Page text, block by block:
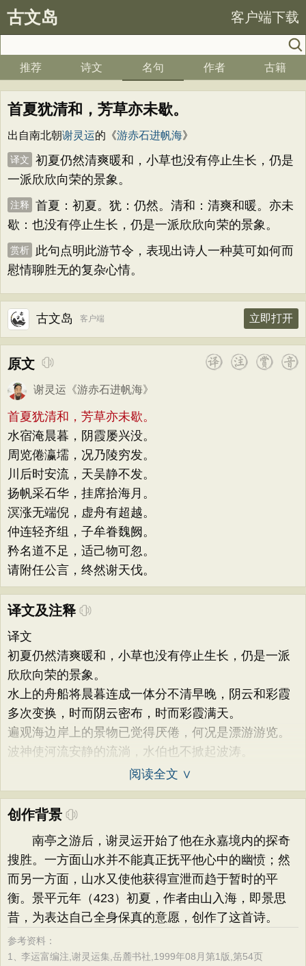
古文岛 客户端下载
推荐 诗文 名句 作者 古籍
首夏犹清和，芳草亦未歇。
出自南北朝谢灵运的《游赤石进帆海》
译文
初夏仍然清爽暖和，小草也没有停止生长，仍是
一派欣欣向荣的景象。
注释
首夏：初夏。犹：仍然。清和：清爽和暖。亦未
歇：也没有停止生长，仍是一派欣欣向荣的景象。
赏析
此句点明此游节令，表现出诗人一种莫可如何而
慰情聊胜无的复杂心情。
古文岛 客户端 立即打开
原文
谢灵运 《游赤石进帆海》
首夏犹清和，芳草亦未歇。
水宿淹晨暮，阴霞屡兴没。
周览倦瀛壖，况乃陵穷发。
川后时安流，天吴静不发。
扬帆采石华，挂席拾海月。
溟涨无端倪，虚舟有超越。
仲连轻齐组，子牟眷魏阙。
矜名道不足，适己物可忽。
请附任公言，终然谢天伐。
译文及注释
译文
初夏仍然清爽暖和，小草也没有停止生长，仍是一派
欣欣向荣的景象。
水上的舟船将晨暮连成一体分不清早晚，阴云和彩霞
多次变换，时而阴云密布，时而彩霞满天。
遍观海边岸上的景物已觉得厌倦，何况是漂游游览。
波神使河流安静的流淌，水伯也不掀起波涛。
阅读全文 ∨
创作背景
南亭之游后，谢灵运开始了他在永嘉境内的探奇
搜胜。一方面山水并不能真正抚平他心中的幽愤；然
而另一方面，山水又使他获得宣泄而趋于暂时的平
衡。景平元年（423）初夏，作者由山入海，即景思
昔，为表达自己全身保真的意愿，创作了这首诗。
参考资料：
1、李运富编注,谢灵运集,岳麓书社,1999年08月第1版,第54页